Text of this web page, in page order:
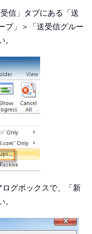
信」タブにある「送
プ」＞「送受信グルー
グボックスで、「新